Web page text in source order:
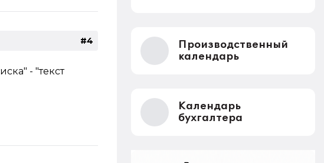
#4
- "текст
Производственный
календарь
Календарь
бухгалтера